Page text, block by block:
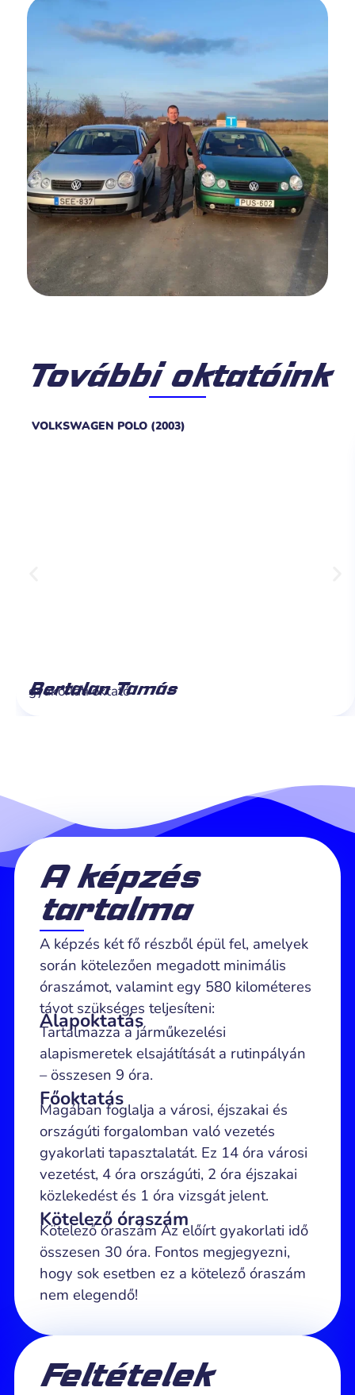
További oktatóink
VOLKSWAGEN POLO (2003)
Bertalan Tamás
gyakorlati oktató
A képzés
tartalma
A képzés két fő részből épül fel, amelyek
során kötelezően megadott minimális
óraszámot, valamint egy 580 kilométeres
távot szükséges teljesíteni:
Alapoktatás
Tartalmazza a járműkezelési
alapismeretek elsajátítását a rutinpályán
– összesen 9 óra.
Főoktatás
Magában foglalja a városi, éjszakai és
országúti forgalomban való vezetés
gyakorlati tapasztalatát. Ez 14 óra városi
vezetést, 4 óra országúti, 2 óra éjszakai
közlekedést és 1 óra vizsgát jelent.
Kötelező óraszám
Kötelező óraszám Az előírt gyakorlati idő
összesen 30 óra. Fontos megjegyezni,
hogy sok esetben ez a kötelező óraszám
nem elegendő!
Feltételek